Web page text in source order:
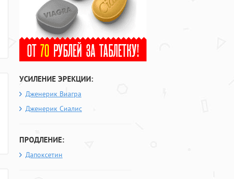
УСИЛЕНИЕ ЭРЕКЦИИ:
Дженерик Виагра
Дженерик Сиалис
ПРОДЛЕНИЕ:
Дапоксетин